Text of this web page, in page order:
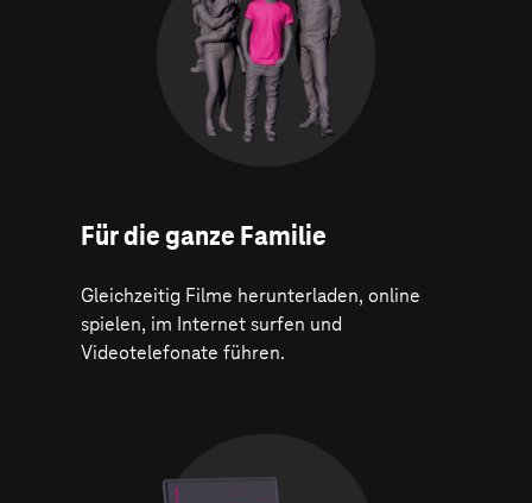
Für die ganze Familie
Gleichzeitig Filme herunterladen, online
spielen, im Internet surfen und
Videotelefonate führen.